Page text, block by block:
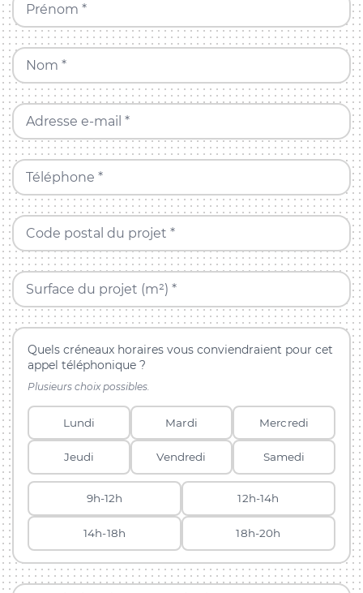
Prénom *
Nom *
Adresse e-mail *
Téléphone *
Code postal du projet *
Surface du projet (m²) *
Quels créneaux horaires vous conviendraient pour cet
appel téléphonique ?
Plusieurs choix possibles.
Lundi Mardi Mercredi
Jeudi Vendredi Samedi
9h-12h 12h-14h
14h-18h 18h-20h